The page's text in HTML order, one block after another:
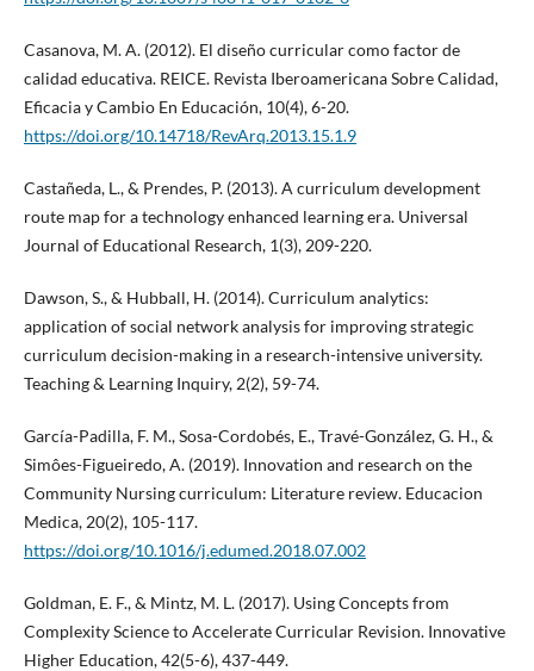
Casanova, M. A. (2012). El diseño curricular como factor de
calidad educativa. REICE. Revista Iberoamericana Sobre Calidad,
Eficacia y Cambio En Educación, 10(4), 6-20.
https://doi.org/10.14718/RevArq.2013.15.1.9
Castañeda, L., & Prendes, P. (2013). A curriculum development
route map for a technology enhanced learning era. Universal
Journal of Educational Research, 1(3), 209-220.
Dawson, S., & Hubball, H. (2014). Curriculum analytics:
application of social network analysis for improving strategic
curriculum decision-making in a research-intensive university.
Teaching & Learning Inquiry, 2(2), 59-74.
García-Padilla, F. M., Sosa-Cordobés, E., Travé-González, G. H., &
Simôes-Figueiredo, A. (2019). Innovation and research on the
Community Nursing curriculum: Literature review. Educacion
Medica, 20(2), 105-117.
https://doi.org/10.1016/j.edumed.2018.07.002
Goldman, E. F., & Mintz, M. L. (2017). Using Concepts from
Complexity Science to Accelerate Curricular Revision. Innovative
Higher Education, 42(5-6), 437-449.